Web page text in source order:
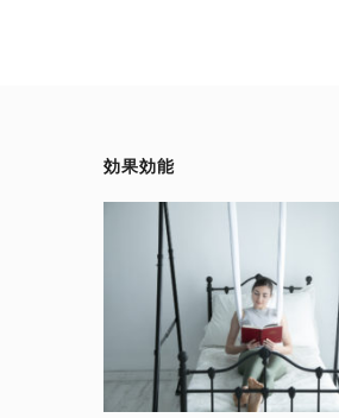
効果効能